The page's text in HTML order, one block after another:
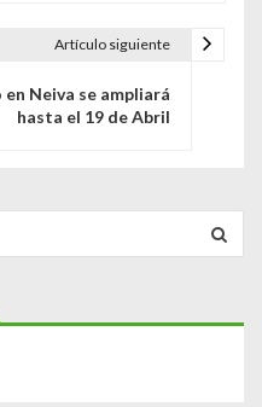
Artículo siguiente
Neiva se ampliará
hasta el 19 de Abril